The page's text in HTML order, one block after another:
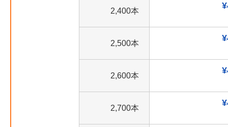
2,400本
2,500本
2,600本
2,700本